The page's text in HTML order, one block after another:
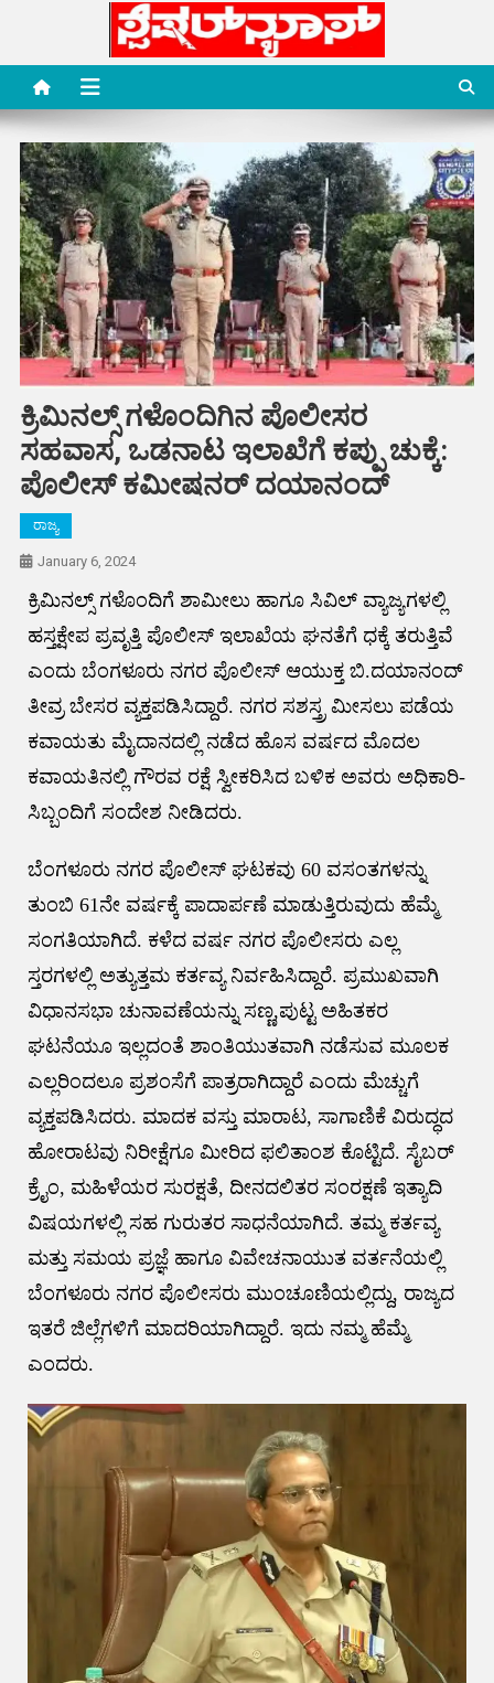
content
Special News Media
Special News Media
ಕ್ರಿಮಿನಲ್ಸ್ ಗಳೊಂದಿಗಿನ ಪೊಲೀಸರ
ಸಹವಾಸ, ಒಡನಾಟ ಇಲಾಖೆಗೆ ಕಪ್ಪು ಚುಕ್ಕೆ:
ಪೊಲೀಸ್ ಕಮೀಷನರ್ ದಯಾನಂದ್
ರಾಜ್ಯ
January 6, 2024
ಕ್ರಿಮಿನಲ್ಸ್ ಗಳೊಂದಿಗೆ ಶಾಮೀಲು ಹಾಗೂ ಸಿವಿಲ್ ವ್ಯಾಜ್ಯಗಳಲ್ಲಿ
ಹಸ್ತಕ್ಷೇಪ ಪ್ರವೃತ್ತಿ ಪೊಲೀಸ್ ಇಲಾಖೆಯ ಘನತೆಗೆ ಧಕ್ಕೆ ತರುತ್ತಿವೆ
ಎಂದು ಬೆಂಗಳೂರು ನಗರ ಪೊಲೀಸ್ ಆಯುಕ್ತ ಬಿ.ದಯಾನಂದ್
ತೀವ್ರ ಬೇಸರ ವ್ಯಕ್ತಪಡಿಸಿದ್ದಾರೆ. ನಗರ ಸಶಸ್ತ್ರ ಮೀಸಲು ಪಡೆಯ
ಕವಾಯತು ಮೈದಾನದಲ್ಲಿ ನಡೆದ ಹೊಸ ವರ್ಷದ ಮೊದಲ
ಕವಾಯತಿನಲ್ಲಿ ಗೌರವ ರಕ್ಷೆ ಸ್ವೀಕರಿಸಿದ ಬಳಿಕ ಅವರು ಅಧಿಕಾರಿ-
ಸಿಬ್ಬಂದಿಗೆ ಸಂದೇಶ ನೀಡಿದರು.
ಬೆಂಗಳೂರು ನಗರ ಪೊಲೀಸ್ ಘಟಕವು 60 ವಸಂತಗಳನ್ನು
ತುಂಬಿ 61ನೇ ವರ್ಷಕ್ಕೆ ಪಾದಾರ್ಪಣೆ ಮಾಡುತ್ತಿರುವುದು ಹೆಮ್ಮೆ
ಸಂಗತಿಯಾಗಿದೆ. ಕಳೆದ ವರ್ಷ ನಗರ ಪೊಲೀಸರು ಎಲ್ಲ
ಸ್ತರಗಳಲ್ಲಿ ಅತ್ಯುತ್ತಮ ಕರ್ತವ್ಯ ನಿರ್ವಹಿಸಿದ್ದಾರೆ. ಪ್ರಮುಖವಾಗಿ
ವಿಧಾನಸಭಾ ಚುನಾವಣೆಯನ್ನು ಸಣ್ಣ,ಪುಟ್ಟ ಅಹಿತಕರ
ಘಟನೆಯೂ ಇಲ್ಲದಂತೆ ಶಾಂತಿಯುತವಾಗಿ ನಡೆಸುವ ಮೂಲಕ
ಎಲ್ಲರಿಂದಲೂ ಪ್ರಶಂಸೆಗೆ ಪಾತ್ರರಾಗಿದ್ದಾರೆ ಎಂದು ಮೆಚ್ಚುಗೆ
ವ್ಯಕ್ತಪಡಿಸಿದರು. ಮಾದಕ ವಸ್ತು ಮಾರಾಟ, ಸಾಗಾಣಿಕೆ ವಿರುದ್ಧದ
ಹೋರಾಟವು ನಿರೀಕ್ಷೆಗೂ ಮೀರಿದ ಫಲಿತಾಂಶ ಕೊಟ್ಟಿದೆ. ಸೈಬರ್‌
ಕ್ರೈಂ, ಮಹಿಳೆಯರ ಸುರಕ್ಷತೆ, ದೀನದಲಿತರ ಸಂರಕ್ಷಣೆ ಇತ್ಯಾದಿ
ವಿಷಯಗಳಲ್ಲಿ ಸಹ ಗುರುತರ ಸಾಧನೆಯಾಗಿದೆ. ತಮ್ಮ ಕರ್ತವ್ಯ
ಮತ್ತು ಸಮಯ ಪ್ರಜ್ಞೆ ಹಾಗೂ ವಿವೇಚನಾಯುತ ವರ್ತನೆಯಲ್ಲಿ
ಬೆಂಗಳೂರು ನಗರ ಪೊಲೀಸರು ಮುಂಚೂಣಿಯಲ್ಲಿದ್ದು, ರಾಜ್ಯದ
ಇತರೆ ಜಿಲ್ಲೆಗಳಿಗೆ ಮಾದರಿಯಾಗಿದ್ದಾರೆ. ಇದು ನಮ್ಮ ಹೆಮ್ಮೆ
ಎಂದರು.